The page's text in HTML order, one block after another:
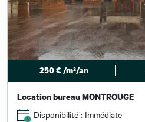
250 € /m²/an
Location bureau MONTROUGE
Disponibilité : Immédiate